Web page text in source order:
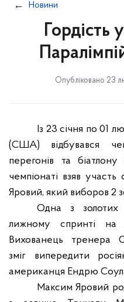
Новини
Гордість
Опубліковано 23
Із 23 січня по 01
(США) відбувався
перегонів та
чемпіонаті взяв
Яровий, який виборов 2
Одна з
лижному спринті на
Вихованець тренера
зміг випередити
американця Ендрю
Максим Яровий